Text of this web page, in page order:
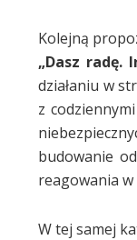
Kolejną
„Dasz radę.
działaniu w
z
budowanie
reagowania w
W tej samej